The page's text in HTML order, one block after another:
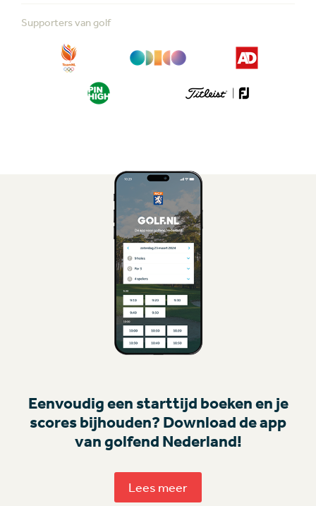
Supporters van golf
Eenvoudig een starttijd boeken en je
scores bijhouden? Download de app
van golfend Nederland!
Lees meer